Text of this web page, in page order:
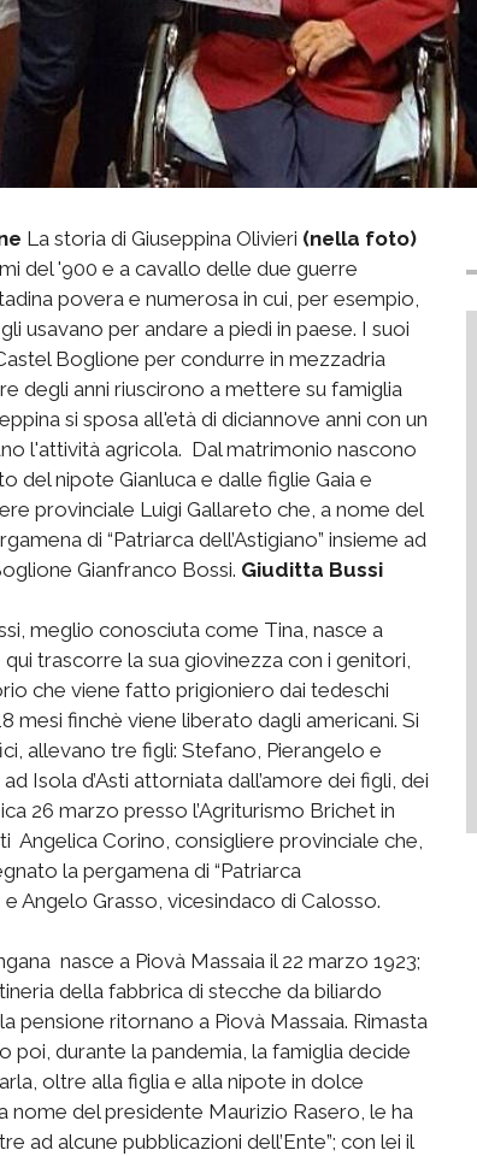
La storia di Giuseppina Olivieri (nella foto)
del '900 e a cavallo delle due guerre
povera e numerosa in cui, per esempio,
usavano per andare a piedi in paese. I suoi
Boglione per condurre in mezzadria
degli anni riuscirono a mettere su famiglia
si sposa all'età di diciannove anni con un
l'attività agricola. Dal matrimonio nascono
del nipote Gianluca e dalle figlie Gaia e
provinciale Luigi Gallareto che, a nome del
di “Patriarca dell’Astigiano” insieme ad
Gianfranco Bossi. Giuditta Bussi
meglio conosciuta come Tina, nasce a
trascorre la sua giovinezza con i genitori,
che viene fatto prigioniero dai tedeschi
mesi finchè viene liberato dagli americani. Si
allevano tre figli: Stefano, Pierangelo e
Isola d’Asti attorniata dall’amore dei figli, dei
26 marzo presso l’Agriturismo Brichet in
Corino, consigliere provinciale che,
la pergamena di “Patriarca
e Angelo Grasso, vicesindaco di Calosso.
nasce a Piovà Massaia il 22 marzo 1923;
della fabbrica di stecche da biliardo
pensione ritornano a Piovà Massaia. Rimasta
durante la pandemia, la famiglia decide
oltre alla figlia e alla nipote in dolce
nome del presidente Maurizio Rasero, le ha
ad alcune pubblicazioni dell’Ente”; con lei il